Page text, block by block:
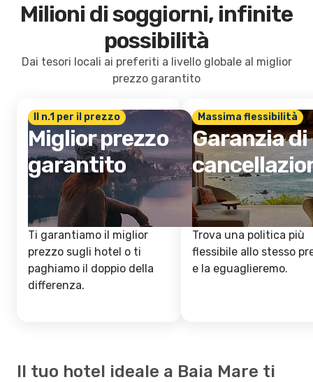
Milioni di soggiorni, infinite
possibilità
Dai tesori locali ai preferiti a livello globale al miglior
prezzo garantito
Il n.1 per il prezzo
Miglior prezzo
garantito
Ti garantiamo il miglior
prezzo sugli hotel o ti
paghiamo il doppio della
differenza.
Massima flessibilità
Garanzia di
Trova una politica più
flessibile allo stesso
e la eguaglieremo.
Il tuo hotel ideale a Baia Mare ti